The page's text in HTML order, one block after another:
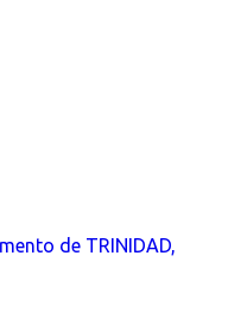
de TRINIDAD,